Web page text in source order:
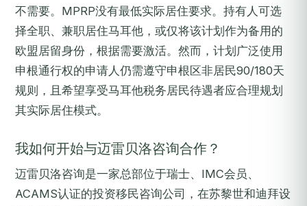
不需要。MPRP没有最低实际居住要求。持有人可选
择全职、兼职居住马耳他，或仅将该计划作为备用的
欧盟居留身份，根据需要激活。然而，计划广泛使用
申根通行权的申请人仍需遵守申根区非居民90/180天
规则，且希望享受马耳他税务居民待遇者应合理规划
其实际居住模式。
我如何开始与迈雷贝洛咨询合作？
迈雷贝洛咨询是一家总部位于瑞士、IMC会员、
ACAMS认证的投资移民咨询公司，在苏黎世和迪拜设